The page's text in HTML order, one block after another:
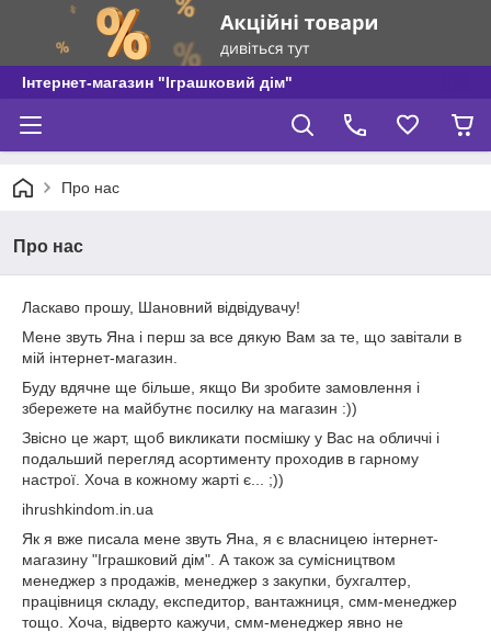
Інтернет-магазин "Іграшковий дім"
Про нас
Про нас
Ласкаво прошу, Шановний відвідувачу!
Мене звуть Яна і перш за все дякую Вам за те, що завітали в
мій інтернет-магазин.
Буду вдячне ще більше, якщо Ви зробите замовлення і
збережете на майбутнє посилку на магазин :))
Звісно це жарт, щоб викликати посмішку у Вас на обличчі і
подальший перегляд асортименту проходив в гарному
настрої. Хоча в кожному жарті є... ;))
ihrushkindom.in.ua
Як я вже писала мене звуть Яна, я є власницею інтернет-
магазину "Іграшковий дім". А також за сумісництвом
менеджер з продажів, менеджер з закупки, бухгалтер,
працівниця складу, експедитор, вантажниця, смм-менеджер
тощо. Хоча, відверто кажучи, смм-менеджер явно не